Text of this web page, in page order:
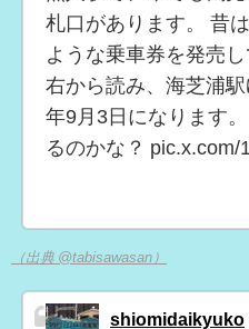
札口があります。 昔
ような乗車券を発売
右から読み、海芝浦
年9月3日になります
るのかな？ pic.x.com/
（出典 @tabisawasan）
shiomidaikyuko